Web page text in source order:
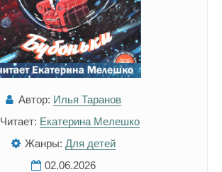
Автор: Илья Таранов
Читает: Екатерина Мелешко
Жанры: Для детей
02.06.2026